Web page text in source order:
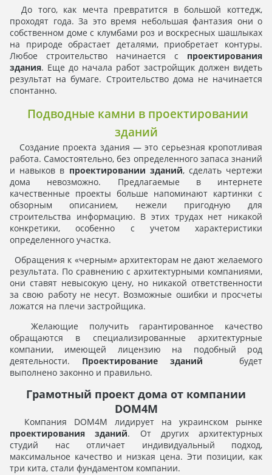
До того, как мечта превратится в большой коттедж,
проходят года. За это время небольшая фантазия они о
собственном доме с клумбами роз и воскресных шашлыках
на природе обрастает деталями, приобретает контуры.
Любое строительство начинается с проектирования
здания. Еще до начала работ застройщик должен видеть
результат на бумаге. Строительство дома не начинается
спонтанно.
Подводные камни в проектировании
зданий
Создание проекта здания — это серьезная кропотливая
работа. Самостоятельно, без определенного запаса знаний
и навыков в проектировании зданий, сделать чертежи
дома невозможно. Предлагаемые в интернете
качественные проекты больше напоминают картинки с
обзорным описанием, нежели пригодную для
строительства информацию. В этих трудах нет никакой
конкретики, особенно с учетом характеристики
определенного участка.
Обращения к «черным» архитекторам не дают желаемого
результата. По сравнению с архитектурными компаниями,
они ставят невысокую цену, но никакой ответственности
за свою работу не несут. Возможные ошибки и просчеты
ложатся на плечи застройщика.
Желающие получить гарантированное качество
обращаются в специализированные архитектурные
компании, имеющей лицензию на подобный род
деятельности. Проектирование зданий
будет
выполнено законно и правильно.
Грамотный проект дома от компании
DOM4M
Компания DOM4M лидирует на украинском рынке
проектирования зданий. От других архитектурных
студий нас отличает индивидуальный подход,
максимальное качество и низкая цена. Эти позиции, как
три кита, стали фундаментом компании.